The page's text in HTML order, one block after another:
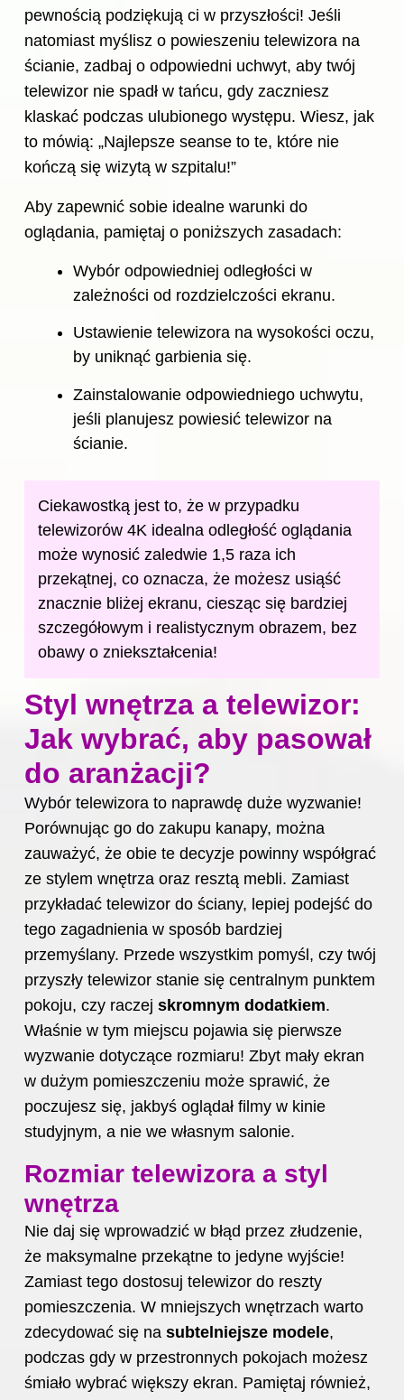
pewnością podziękują ci w przyszłości! Jeśli
natomiast myślisz o powieszeniu telewizora na
ścianie, zadbaj o odpowiedni uchwyt, aby twój
telewizor nie spadł w tańcu, gdy zaczniesz
klaskać podczas ulubionego występu. Wiesz, jak
to mówią: „Najlepsze seanse to te, które nie
kończą się wizytą w szpitalu!”
Aby zapewnić sobie idealne warunki do
oglądania, pamiętaj o poniższych zasadach:
Wybór odpowiedniej odległości w
zależności od rozdzielczości ekranu.
Ustawienie telewizora na wysokości oczu,
by uniknąć garbienia się.
Zainstalowanie odpowiedniego uchwytu,
jeśli planujesz powiesić telewizor na
ścianie.
Ciekawostką jest to, że w przypadku
telewizorów 4K idealna odległość oglądania
może wynosić zaledwie 1,5 raza ich
przekątnej, co oznacza, że możesz usiąść
znacznie bliżej ekranu, ciesząc się bardziej
szczegółowym i realistycznym obrazem, bez
obawy o zniekształcenia!
Styl wnętrza a telewizor:
Jak wybrać, aby pasował
do aranżacji?
Wybór telewizora to naprawdę duże wyzwanie!
Porównując go do zakupu kanapy, można
zauważyć, że obie te decyzje powinny współgrać
ze stylem wnętrza oraz resztą mebli. Zamiast
przykładać telewizor do ściany, lepiej podejść do
tego zagadnienia w sposób bardziej
przemyślany. Przede wszystkim pomyśl, czy twój
przyszły telewizor stanie się centralnym punktem
pokoju, czy raczej skromnym dodatkiem.
Właśnie w tym miejscu pojawia się pierwsze
wyzwanie dotyczące rozmiaru! Zbyt mały ekran
w dużym pomieszczeniu może sprawić, że
poczujesz się, jakbyś oglądał filmy w kinie
studyjnym, a nie we własnym salonie.
Rozmiar telewizora a styl
wnętrza
Nie daj się wprowadzić w błąd przez złudzenie,
że maksymalne przekątne to jedyne wyjście!
Zamiast tego dostosuj telewizor do reszty
pomieszczenia. W mniejszych wnętrzach warto
zdecydować się na subtelniejsze modele,
podczas gdy w przestronnych pokojach możesz
śmiało wybrać większy ekran. Pamiętaj również,